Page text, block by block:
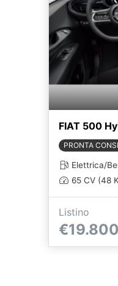
FIAT 500
PRONTA
Elettrica/
65 CV (48
Listino
€19.800